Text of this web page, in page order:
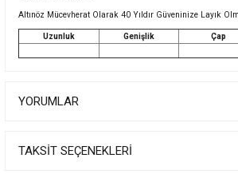
Altınöz Mücevherat Olarak 40 Yıldır Güveninize Layık
Uzunluk Genişlik Çap
YORUMLAR
TAKSIT SEÇENEKLERI